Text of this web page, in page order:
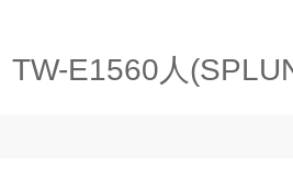
TW-E1560人